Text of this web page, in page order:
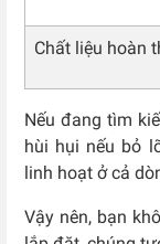
Chất liệu hoàn
Nếu đang tìm
hùi hụi nếu bỏ
linh hoạt ở cả
Vậy nên, bạn